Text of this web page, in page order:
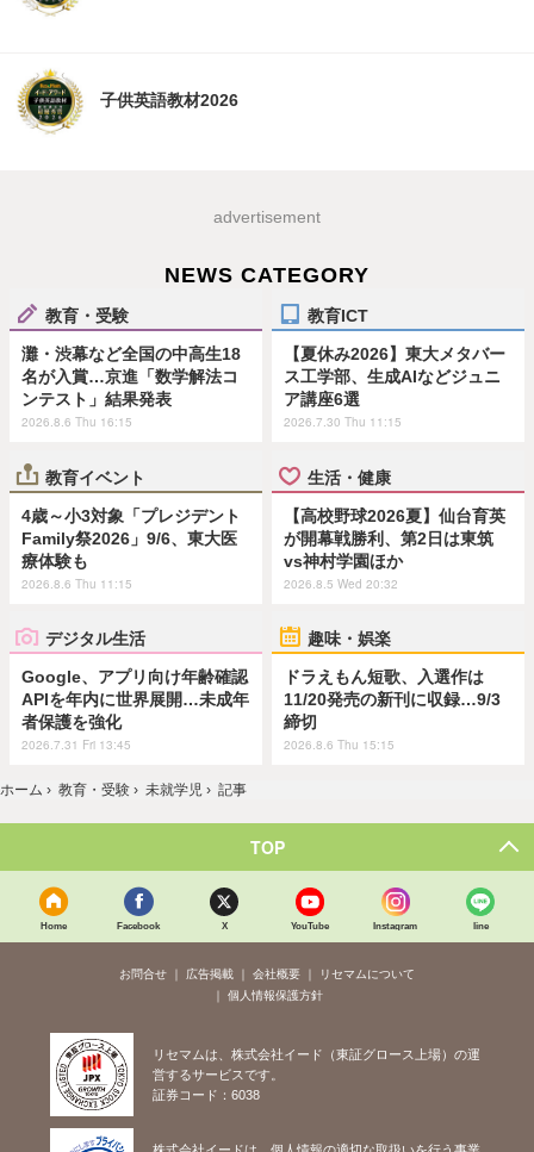
子供英語教材2026
advertisement
NEWS CATEGORY
教育・受験
灘・渋幕など全国の中高生18
名が入賞…京進「数学解法コ
ンテスト」結果発表
2026.8.6 Thu 16:15
教育ICT
【夏休み2026】東大メタバー
ス工学部、生成AIなどジュニ
ア講座6選
2026.7.30 Thu 11:15
教育イベント
4歳～小3対象「プレジデント
Family祭2026」9/6、東大医
療体験も
2026.8.6 Thu 11:15
生活・健康
【高校野球2026夏】仙台育英
が開幕戦勝利、第2日は東筑
vs神村学園ほか
2026.8.5 Wed 20:32
デジタル生活
Google、アプリ向け年齢確認
APIを年内に世界展開…未成年
者保護を強化
2026.7.31 Fri 13:45
趣味・娯楽
ドラえもん短歌、入選作は
11/20発売の新刊に収録…9/3
締切
2026.8.6 Thu 15:15
ホーム › 教育・受験 › 未就学児 › 記事
TOP
Home Facebook X YouTube Instagram line
お問合せ 広告掲載 会社概要
リセマムについて
個人情報保護方針
リセマムは、株式会社イード（東証グロース上場）の運
営するサービスです。
証券コード：6038
株式会社イードは、個人情報の適切な取扱いを行う事業